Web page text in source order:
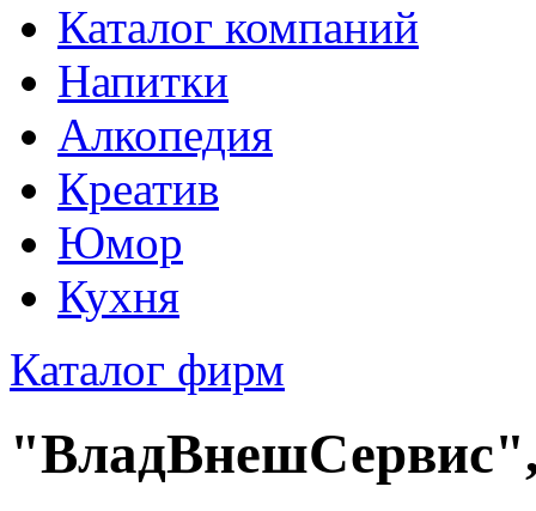
Каталог компаний
Напитки
Алкопедия
Креатив
Юмор
Кухня
Каталог фирм